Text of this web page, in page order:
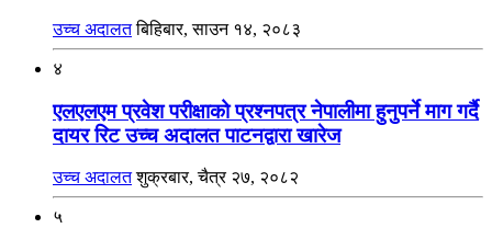
उच्च अदालत बिहिबार, साउन १४, २०८३
४
एलएलएम प्रवेश परीक्षाको प्रश्नपत्र नेपालीमा हुनुपर्ने माग गर्दै
दायर रिट उच्च अदालत पाटनद्वारा खारेज
उच्च अदालत शुक्रबार, चैत्र २७, २०८२
५